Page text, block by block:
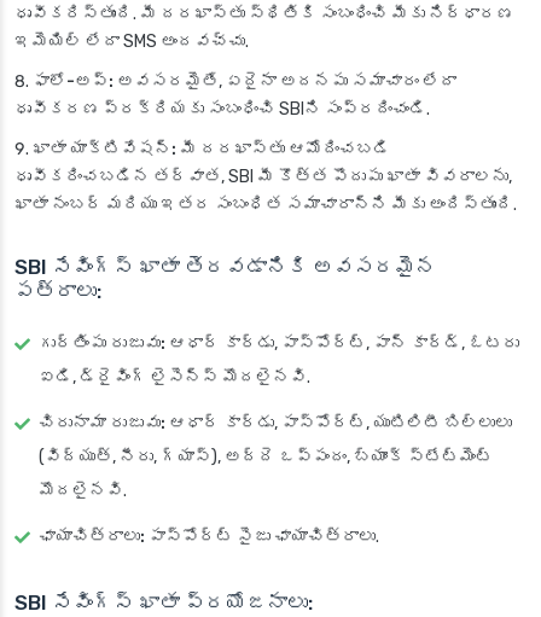
ధృవీకరిస్తుంది. మీ దరఖాస్తు స్థితికి సంబంధించి మీకు నిర్ధారణ
ఇమెయిల్ లేదా SMS అందవచ్చు.
ఫాలో-అప్: అవసరమైతే, ఏదైనా అదనపు సమాచారం లేదా
ధృవీకరణ ప్రక్రియకు సంబంధించి SBIని సంప్రదించండి.
ఖాతా యాక్టివేషన్: మీ దరఖాస్తు ఆమోదించబడి
ధృవీకరించబడిన తర్వాత, SBI మీ కొత్త పొదుపు ఖాతా వివరాలను,
ఖాతా నంబర్ మరియు ఇతర సంబంధిత సమాచారాన్ని మీకు అందిస్తుంది.
SBI సేవింగ్స్ ఖాతా తెరవడానికి అవసరమైన
పత్రాలు:
గుర్తింపు రుజువు: ఆధార్ కార్డు, పాస్‌పోర్ట్, పాన్ కార్డ్, ఓటరు
ఐడి, డ్రైవింగ్ లైసెన్స్ మొదలైనవి.
చిరునామా రుజువు: ఆధార్ కార్డు, పాస్‌పోర్ట్, యుటిలిటీ బిల్లులు
(విద్యుత్, నీరు, గ్యాస్), అద్దె ఒప్పందం, బ్యాంక్ స్టేట్‌మెంట్
మొదలైనవి.
ఛాయాచిత్రాలు: పాస్‌పోర్ట్ సైజు ఛాయాచిత్రాలు.
SBI సేవింగ్స్ ఖాతా ప్రయోజనాలు: